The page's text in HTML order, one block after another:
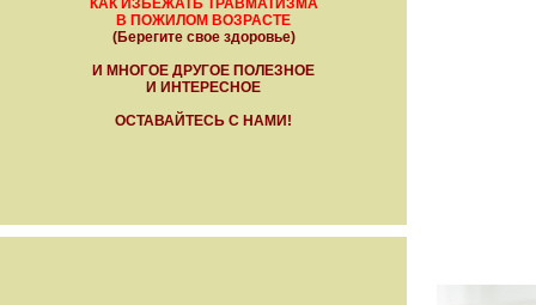
КАК ИЗБЕЖАТЬ ТРАВМАТИЗМА
В ПОЖИЛОМ ВОЗРАСТЕ
(Берегите свое здоровье)
И МНОГОЕ ДРУГОЕ ПОЛЕЗНОЕ
И ИНТЕРЕСНОЕ
ОСТАВАЙТЕСЬ С НАМИ!